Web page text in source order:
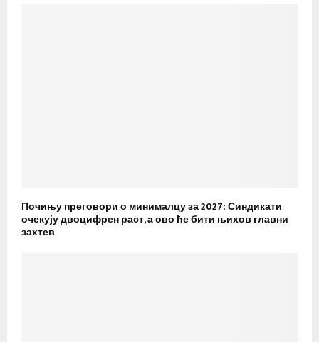
Почињу преговори о минималцу за 2027: Синдикати
очекују двоцифрен раст, а ово ће бити њихов главни
захтев